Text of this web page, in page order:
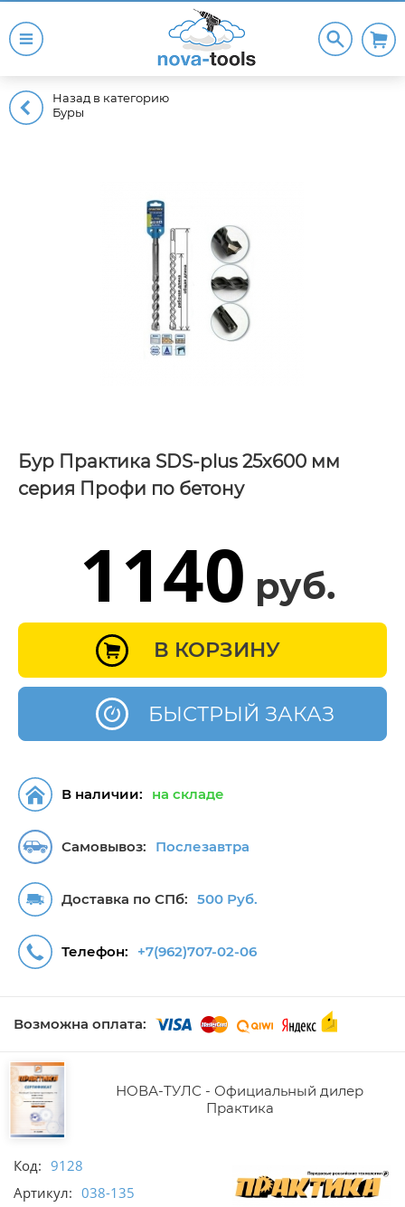
Назад в категорию
Буры
Бур Практика SDS-plus 25х600 мм
серия Профи по бетону
1140 руб.
БЫСТРЫЙ ЗАКАЗ
В КОРЗИНУ
Самовывоз: Послезавтра
Доставка по СПб: 500 Руб.
В наличии: на складе
Телефон: +7(962)707-02-06
Возможна оплата:
НОВА-ТУЛС - Официальный дилер
Практика
Код: 9128
Артикул: 038-135